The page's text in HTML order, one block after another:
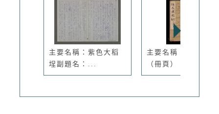
主要名稱：紫色大稻
埕副題名：...
主要名稱：雅人深致
（冊頁）